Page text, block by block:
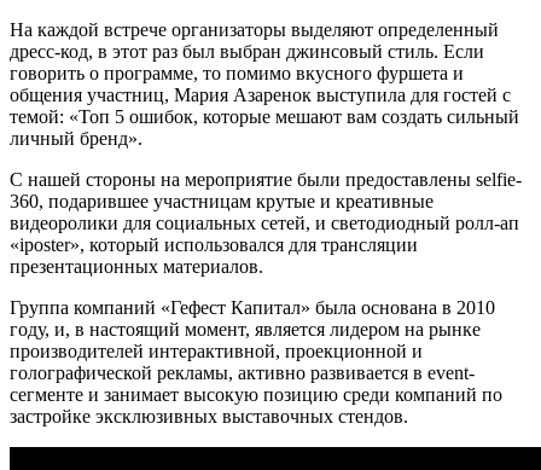
На каждой встрече организаторы выделяют определенный
дресс-код, в этот раз был выбран джинсовый стиль. Если
говорить о программе, то помимо вкусного фуршета и
общения участниц, Мария Азаренок выступила для гостей с
темой: «Топ 5 ошибок, которые мешают вам создать сильный
личный бренд».
С нашей стороны на мероприятие были предоставлены selfie-
360, подарившее участницам крутые и креативные
видеоролики для социальных сетей, и светодиодный ролл-ап
«iposter», который использовался для трансляции
презентационных материалов.
Группа компаний «Гефест Капитал» была основана в 2010
году, и, в настоящий момент, является лидером на рынке
производителей интерактивной, проекционной и
голографической рекламы, активно развивается в event-
сегменте и занимает высокую позицию среди компаний по
застройке эксклюзивных выставочных стендов.